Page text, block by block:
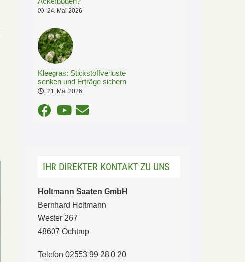
24. Mai 2026
Kleegras: Stickstoffverluste
senken und Erträge sichern
21. Mai 2026
IHR DIREKTER KONTAKT ZU UNS
Holtmann Saaten GmbH
Bernhard Holtmann
Wester 267
48607 Ochtrup
Telefon 02553 99 28 0 20